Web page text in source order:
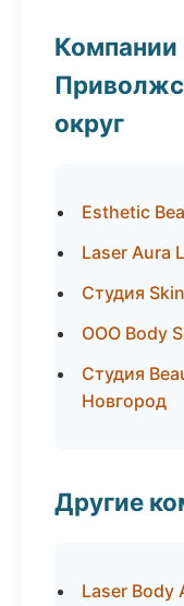
Компании
округ
Esthetic
Laser Aura
Студия
ООО Body
Студия
Новгород
Другие
Laser Body